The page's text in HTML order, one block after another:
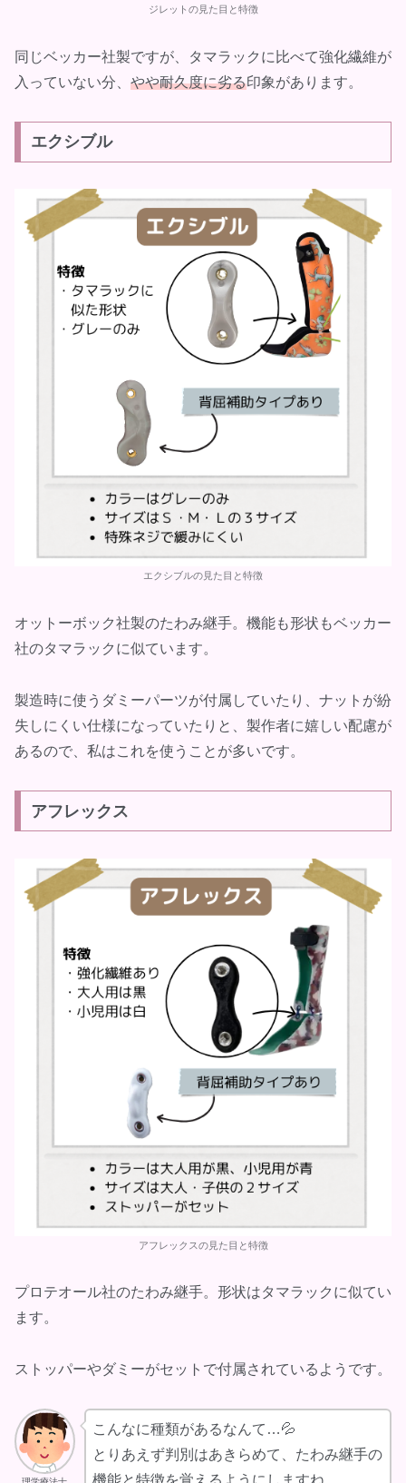
ジレットの見た目と特徴
同じベッカー社製ですが、タマラックに比べて強化繊維が
入っていない分、 やや耐久度に劣る印象があります。
エクシブル
エクシブルの見た目と特徴
オットーボック社製のたわみ継手。機能も形状もベッカー
社のタマラックに似ています。
製造時に使うダミーパーツが付属していたり、ナットが紛
失しにくい仕様になっていたりと、製作者に嬉しい配慮が
あるので、私はこれを使うことが多いです。
アフレックス
アフレックスの見た目と特徴
プロテオール社のたわみ継手。形状はタマラックに似てい
ます。
ストッパーやダミーがセットで付属されているようです。
こんなに種類があるなんて…💦
とりあえず判別はあきらめて、たわみ継手の
機能と特徴を覚えるようにしますね。